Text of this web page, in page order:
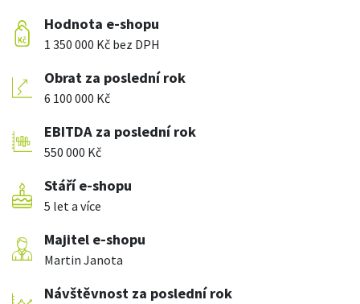
Hodnota e-shopu
1 350 000 Kč bez DPH
Obrat za poslední rok
6 100 000 Kč
EBITDA za poslední rok
550 000 Kč
Stáří e-shopu
5 let a více
Majitel e-shopu
Martin Janota
Návštěvnost za poslední rok